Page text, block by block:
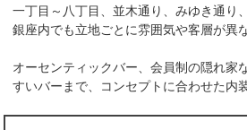
一丁目～八丁目、並木通り、みゆき通り
銀座内でも立地ごとに雰囲気や客層が異
オーセンティックバー、会員制の隠れ家
すいバーまで、コンセプトに合わせた内